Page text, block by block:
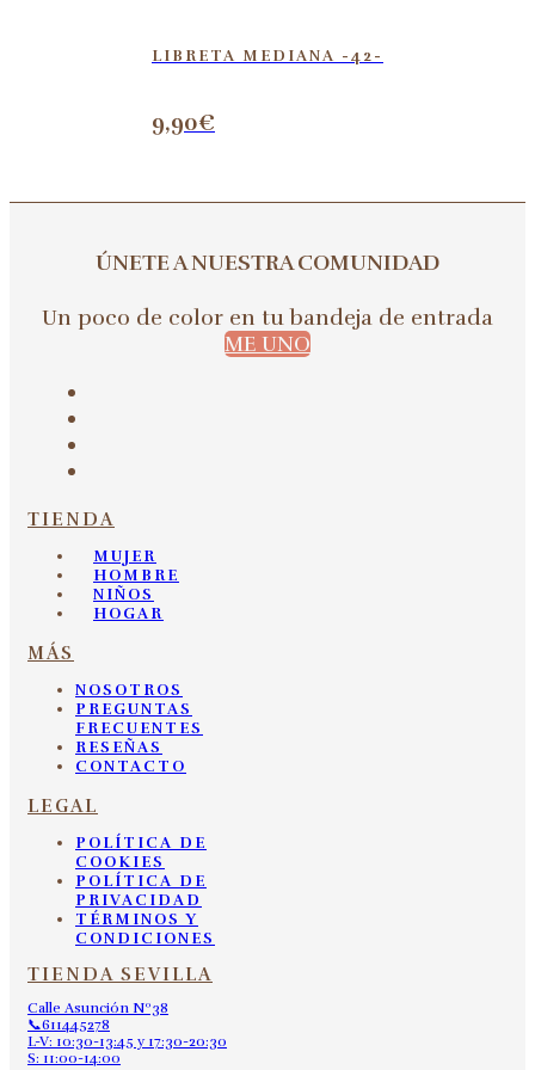
LIBRETA MEDIANA -42-
9,90€
ÚNETE A NUESTRA COMUNIDAD
Un poco de color en tu bandeja de entrada
ME UNO
TIENDA
MUJER
HOMBRE
NIÑOS
HOGAR
MÁS
NOSOTROS
PREGUNTAS
FRECUENTES
RESEÑAS
CONTACTO
LEGAL
POLÍTICA DE
COOKIES
POLÍTICA DE
PRIVACIDAD
TÉRMINOS Y
CONDICIONES
TIENDA SEVILLA
Calle Asunción Nº38
📞611445278
L-V: 10:30-13:45 y 17:30-20:30
S: 11:00-14:00